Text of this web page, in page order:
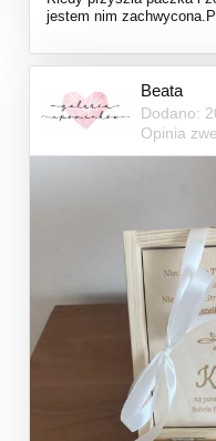
jestem nim
Beata
Dodano:
Opinia